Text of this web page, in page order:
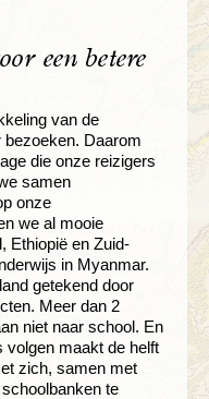
een betere
van de
bezoeken. Daarom
die onze reizigers
samen
onze
we al mooie
Ethiopië en Zuid-
in Myanmar.
getekend door
Meer dan 2
niet naar school. En
volgen maakt de helft
zich, samen met
te